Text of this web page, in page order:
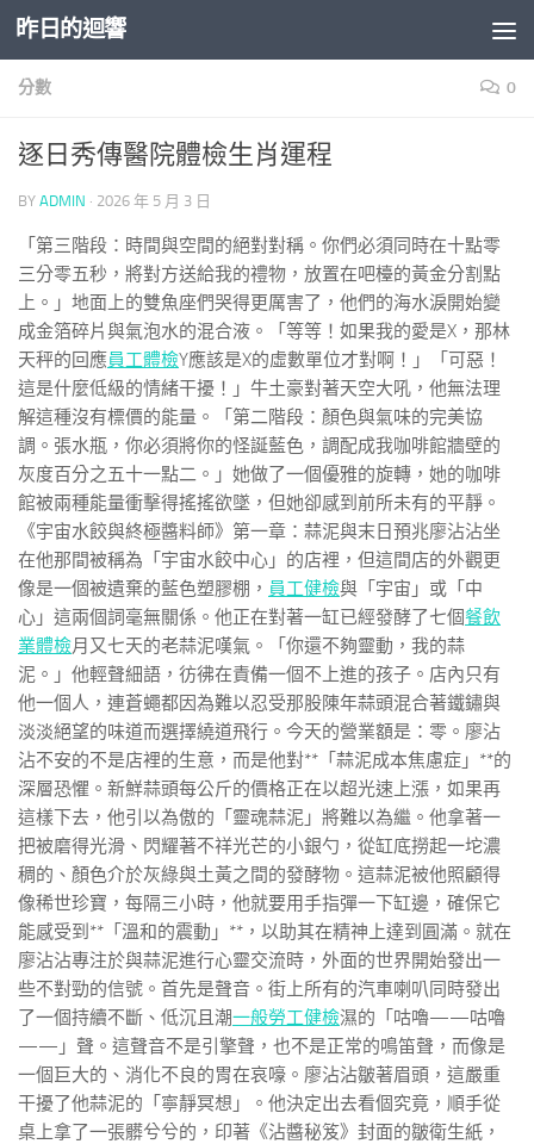
Skip to content
昨日的迴響
分數 0
逐日秀傳醫院體檢生肖運程
BY ADMIN · 2026 年 5 月 3 日
「第三階段：時間與空間的絕對對稱。你們必須同時在十點零
三分零五秒，將對方送給我的禮物，放置在吧檯的黃金分割點
上。」地面上的雙魚座們哭得更厲害了，他們的海水淚開始變
成金箔碎片與氣泡水的混合液。「等等！如果我的愛是X，那林
天秤的回應員工體檢Y應該是X的虛數單位才對啊！」「可惡！
這是什麼低級的情緒干擾！」牛土豪對著天空大吼，他無法理
解這種沒有標價的能量。「第二階段：顏色與氣味的完美協
調。張水瓶，你必須將你的怪誕藍色，調配成我咖啡館牆壁的
灰度百分之五十一點二。」她做了一個優雅的旋轉，她的咖啡
館被兩種能量衝擊得搖搖欲墜，但她卻感到前所未有的平靜。
《宇宙水餃與終極醬料師》第一章：蒜泥與末日預兆廖沾沾坐
在他那間被稱為「宇宙水餃中心」的店裡，但這間店的外觀更
像是一個被遺棄的藍色塑膠棚， 員工健檢與「宇宙」或「中
心」這兩個詞毫無關係。他正在對著一缸已經發酵了七個餐飲
業體檢月又七天的老蒜泥嘆氣。「你還不夠靈動，我的蒜
泥。」他輕聲細語，彷彿在責備一個不上進的孩子。店內只有
他一個人，連蒼蠅都因為難以忍受那股陳年蒜頭混合著鐵鏽與
淡淡絕望的味道而選擇繞道飛行。今天的營業額是：零。廖沾
沾不安的不是店裡的生意，而是他對**「蒜泥成本焦慮症」**的
深層恐懼。新鮮蒜頭每公斤的價格正在以超光速上漲，如果再
這樣下去，他引以為傲的「靈魂蒜泥」將難以為繼。他拿著一
把被磨得光滑、閃耀著不祥光芒的小銀勺，從缸底撈起一坨濃
稠的、顏色介於灰綠與土黃之間的發酵物。這蒜泥被他照顧得
像稀世珍寶，每隔三小時，他就要用手指彈一下缸邊，確保它
能感受到**「溫和的震動」**，以助其在精神上達到圓滿。就在
廖沾沾專注於與蒜泥進行心靈交流時，外面的世界開始發出一
些不對勁的信號。首先是聲音。街上所有的汽車喇叭同時發出
了一個持續不斷、低沉且潮一般勞工健檢濕的「咕嚕——咕嚕
——」聲。這聲音不是引擎聲，也不是正常的鳴笛聲，而像是
一個巨大的、消化不良的胃在哀嚎。廖沾沾皺著眉頭，這嚴重
干擾了他蒜泥的「寧靜冥想」。他決定出去看個究竟，順手從
桌上拿了一張髒兮兮的，印著《沾醬秘笈》封面的皺衛生紙，